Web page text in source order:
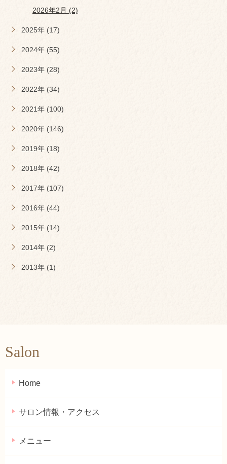
2026年2月 (2)
2025年 (17)
2024年 (55)
2023年 (28)
2022年 (34)
2021年 (100)
2020年 (146)
2019年 (18)
2018年 (42)
2017年 (107)
2016年 (44)
2015年 (14)
2014年 (2)
2013年 (1)
Salon
Home
サロン情報・アクセス
メニュー